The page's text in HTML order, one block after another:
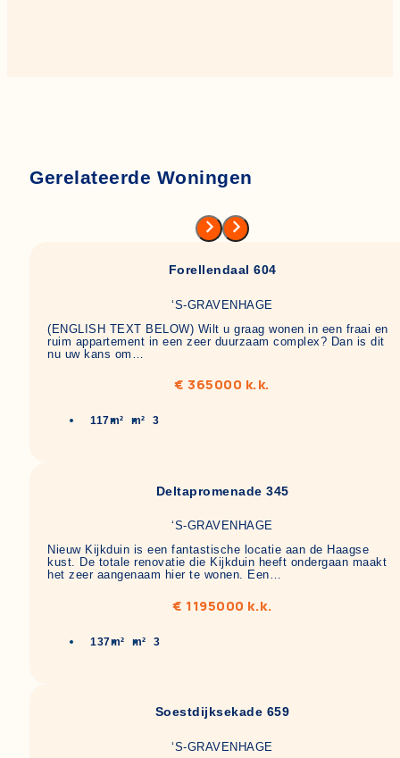
Gerelateerde Woningen
Forellendaal 604
‘S-GRAVENHAGE
(ENGLISH TEXT BELOW) Wilt u graag wonen in een fraai en
ruim appartement in een zeer duurzaam complex? Dan is dit
nu uw kans om…
€ 365000 k.k.
117m² m² 3
Deltapromenade 345
‘S-GRAVENHAGE
Nieuw Kijkduin is een fantastische locatie aan de Haagse
kust. De totale renovatie die Kijkduin heeft ondergaan maakt
het zeer aangenaam hier te wonen. Een…
€ 1195000 k.k.
137m² m² 3
Soestdijksekade 659
‘S-GRAVENHAGE